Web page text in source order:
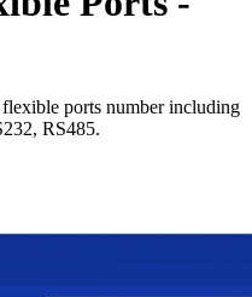
ports number including
RS485.